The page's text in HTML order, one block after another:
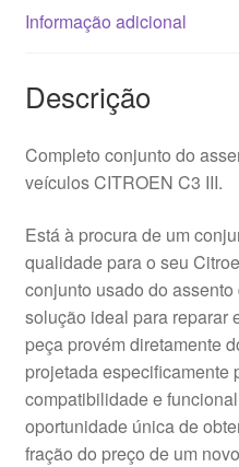
Informação adicional
Descrição
Completo conjunto do
veículos CITROEN C3 III.
Está à procura de um
qualidade para o seu
conjunto usado do
solução ideal para reparar
peça provém diretamente
projetada especificamente
compatibilidade e
oportunidade única de
fração do preço de um